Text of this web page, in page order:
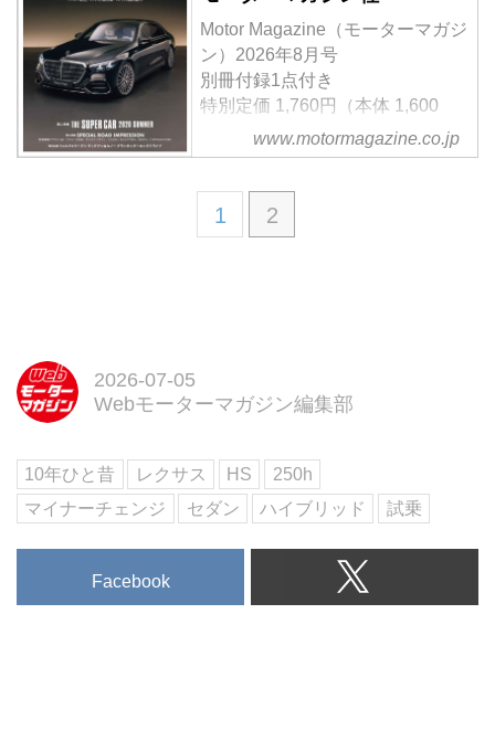
にも注目しながら、最上級仕様な
らではの魅力を検証してみた。
（Motor Magazine 2026年6月号に
掲載した内容をWeb用に再編集）
ト レーシング ロードスター
（MAZDA SPIRIT RACING
ROADSTER）」。中でもわずか
200台限定となる「12R」には、
な想いを抱いていることだろう。
か・・・公道試乗で見えてきたの
Motor Magazine（モーターマガジ
ン）2026年8月号
別冊付録1点付き
特別定価 1,760円（本体 1,600
【第一特集】「ラグジュアリーモ
【第二特集】「THE SUPER
CAR 2026 SUMMER」
8月号の第一特集は「ラグジュア
リーは「素材」から「体験」の時
代へ。...
www.motormagazine.co.jp
1 2
2026-07-05
Webモーターマガジン編集部
10年ひと昔 レクサス HS
250h
マイナーチェンジ
セダン ハイブリッド 試乗
Facebook